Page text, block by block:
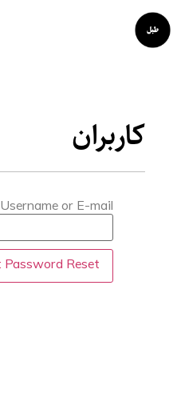
کاربران
Username or E-mail: